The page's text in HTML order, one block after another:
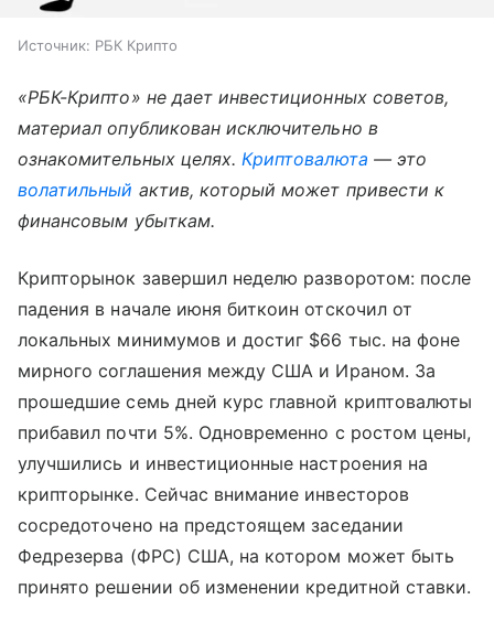
Источник: РБК Крипто
«РБК-Крипто» не дает инвестиционных советов,
материал опубликован исключительно в
ознакомительных целях.Криптовалюта — это
волатильный актив, который может привести к
финансовым убыткам.
Крипторынок завершил неделю разворотом: после
падения в начале июня биткоин отскочил от
локальных минимумов и достиг $66 тыс. на фоне
мирного соглашения между США и Ираном. За
прошедшие семь дней курс главной криптовалюты
прибавил почти 5%. Одновременно с ростом цены,
улучшились и инвестиционные настроения на
крипторынке. Сейчас внимание инвесторов
сосредоточено на предстоящем заседании
Федрезерва (ФРС) США, на котором может быть
принято решении об изменении кредитной ставки.